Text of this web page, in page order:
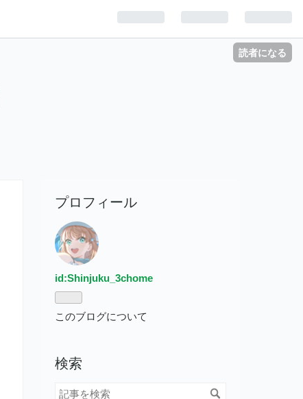
読者になる
プロフィール
id:Shinjuku_3chome
このブログについて
検索